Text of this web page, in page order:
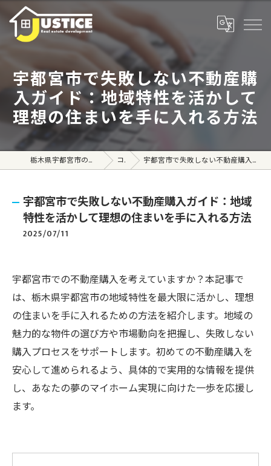
宇都宮市で失敗しない不動産購
入ガイド：地域特性を活かして
理想の住まいを手に入れる方法
栃木県宇都宮市の不動産売買なら株式会社ジャスティス コラム 宇都宮市で失敗しない不動産購入ガイド：地域特性を活かして理想の住まいを手に入れる方法
宇都宮市で失敗しない不動産購入ガイド：地域
特性を活かして理想の住まいを手に入れる方法
2025/07/11
宇都宮市での不動産購入を考えていますか？本記事で
は、栃木県宇都宮市の地域特性を最大限に活かし、理想
の住まいを手に入れるための方法を紹介します。地域の
魅力的な物件の選び方や市場動向を把握し、失敗しない
購入プロセスをサポートします。初めての不動産購入を
安心して進められるよう、具体的で実用的な情報を提供
し、あなたの夢のマイホーム実現に向けた一歩を応援し
ます。